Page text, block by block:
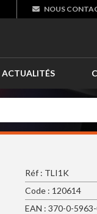
NOUS
ACTUALITÉS
Réf : TLI1K
Code : 120614
EAN : 370-0-